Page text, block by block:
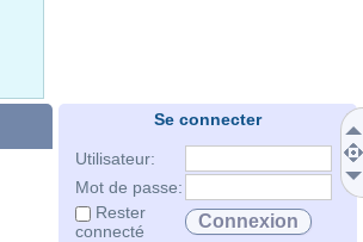
Se connecter
Utilisateur:
Mot de passe:
Rester
connecté